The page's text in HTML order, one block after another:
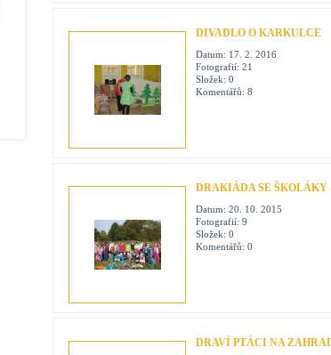
DIVADLO O KARKULCE
Datum: 17. 2. 2016
Fotografií: 21
Složek: 0
Komentářů: 8
DRAKIÁDA SE ŠKOLÁKY
Datum: 20. 10. 2015
Fotografií: 9
Složek: 0
Komentářů: 0
DRAVÍ PTÁCI NA